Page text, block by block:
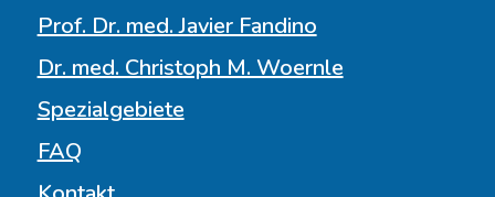
Prof. Dr. med. Javier Fandino
Dr. med. Christoph M. Woernle
Spezialgebiete
FAQ